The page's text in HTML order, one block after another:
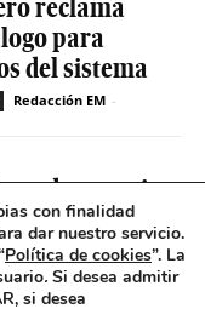
reclama
para
del sistema
Redacción EM -
es casi
entre
mental
Redacción EM
con finalidad
dar nuestro servicio.
Política de cookies”. La
. Si desea admitir
si desea